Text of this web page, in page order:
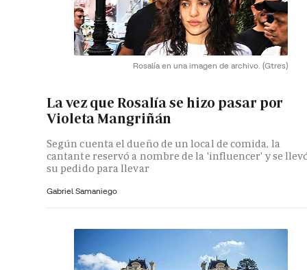
Rosalía en una imagen de archivo. (Gtres)
La vez que Rosalía se hizo pasar por
Violeta Mangriñán
Según cuenta el dueño de un local de comida, la
cantante reservó a nombre de la 'influencer' y se
su pedido para llevar
Gabriel Samaniego